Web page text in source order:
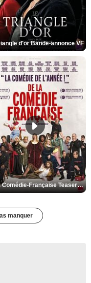
d'or Bande-annonce VF
De la Comédie-Française Teaser VF
manquer